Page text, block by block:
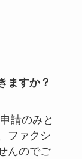
ますか？
請のみと
ファクシ
んのでご